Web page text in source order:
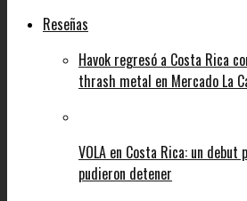
Reseñas
Havok regresó a Costa Rica
thrash metal en Mercado La
VOLA en Costa Rica: un
pudieron detener